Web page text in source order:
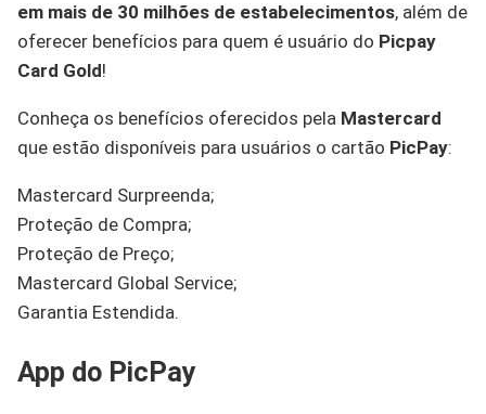
em mais de 30 milhões de estabelecimentos, além de
oferecer benefícios para quem é usuário do Picpay
Card Gold!
Conheça os benefícios oferecidos pela Mastercard
que estão disponíveis para usuários o cartão PicPay:
Mastercard Surpreenda;
Proteção de Compra;
Proteção de Preço;
Mastercard Global Service;
Garantia Estendida.
App do PicPay